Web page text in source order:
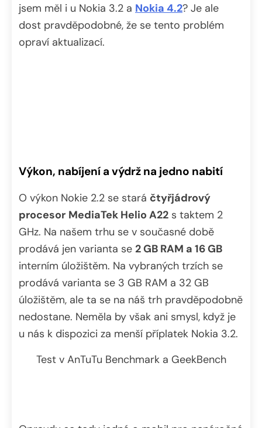
jsem měl i u Nokia 3.2 a Nokia 4.2? Je ale
dost pravděpodobné, že se tento problém
opraví aktualizací.
Výkon, nabíjení a výdrž na jedno nabití
O výkon Nokie 2.2 se stará čtyřjádrový
procesor MediaTek Helio A22 s taktem 2
GHz. Na našem trhu se v současné době
prodává jen varianta se 2 GB RAM a 16 GB
interním úložištěm. Na vybraných trzích se
prodává varianta se 3 GB RAM a 32 GB
úložištěm, ale ta se na náš trh pravděpodobně
nedostane. Neměla by však ani smysl, když je
u nás k dispozici za menší příplatek Nokia 3.2.
Test v AnTuTu Benchmark a GeekBench